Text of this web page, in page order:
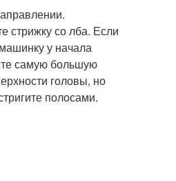
стрижку со лба. Если
у начала
самую большую
головы, но
полосами.